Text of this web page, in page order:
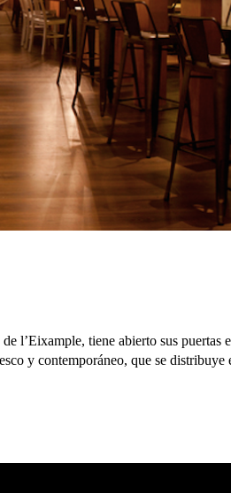
l’Eixample, tiene abierto sus puertas
y contemporáneo, que se distribuye